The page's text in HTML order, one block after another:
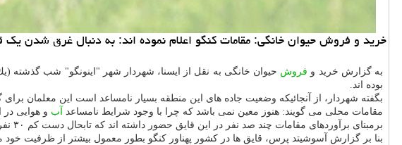
خرید و فروش حیوان خانگی: مقامات كنگو اعلام نموده اند: به دنبال غرق شدن یك قایق در دریاچه ای در این
به گزارش خرید و فروش حیوان خانگی به نقل از ایسنا، شهردار شهر "اینونگو" شب گذشته
بوده اند.
بگفته شهردار، از آنجائیكه وضعیت جاده های این منطقه بسیار نامساعد است این معلمان
مقامات محلی می گویند: هنوز معین نمی باشد كه چرا با وجود شرایط نامساعد آب و هوایی در
برمبنای برآوردهای مقامات چند صد نفر در این قایق حضور داشته اند كه تابحال دست كم ۳۰ نفر كشته شده، بیشتر از ۸۰ نفر نجات یافته و ۲۰۰ نفر نیز هنوز مفقود هستند.
بنا بر گزارش آسوشیتد پرس، قایق ها در كشور پهناور كنگو بطور معمول بیشتر از ظرفیت